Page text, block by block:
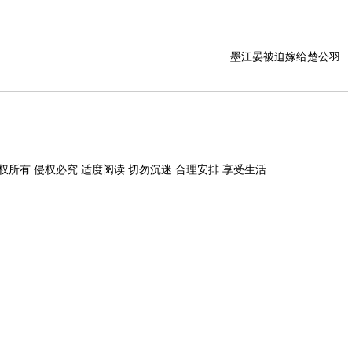
墨江晏被迫嫁给楚公羽
所有 侵权必究 适度阅读 切勿沉迷 合理安排 享受生活